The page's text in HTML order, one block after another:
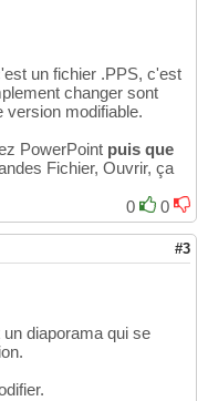
un fichier .PPS, c'est
changer sont
version modifiable.
PowerPoint puis que
Fichier, Ouvrir, ça
0
0
#3
diaporama qui se